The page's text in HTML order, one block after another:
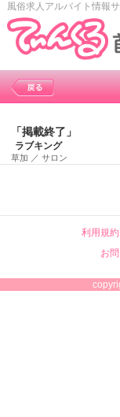
風俗求人アルバイト情報サ
「掲載終了」
ラブキング
草加 ／サロン
利用規約
お